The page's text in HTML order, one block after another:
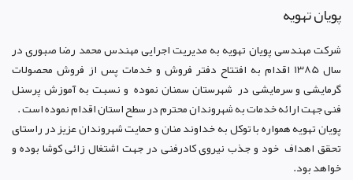
پويان تهويه
شرکت مهندسی پویان تهویهبه مدیریت اجرایی مهندس محمد رضا صبوری در
سال 1385 اقدام به افتتاح دفتر فروش و خدمات پس از فروش محصولات
گرمایشی و سرمایشی در شهرستان سمنان نموده و نسبت به آموزش پرسنل
فنی جهت ارائه خدمات به شهروندان محترم در سطح استان اقدام نموده است .
پویان تهویه همواره با توکل به خداوند منان و حمایت شهروندان عزیز در راستای
تحقق اهداف خود و جذب نیروی کادرفنی در جهت اشتغال زائی کوشا بوده و
خواهد بود.